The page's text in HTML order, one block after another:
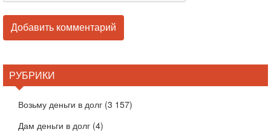
РУБРИКИ
Возьму деньги в долг (3 157)
Дам деньги в долг (4)